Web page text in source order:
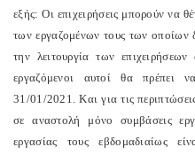
εξής: Οι επιχειρήσεις μπορούν να
των εργαζομένων τους των οποίων
την λειτουργία των
εργαζόμενοι αυτοί θα πρέπει
31/01/2021. Και για τις
σε αναστολή μόνο συμβάσεις
εργασίας τους εβδομαδιαίως